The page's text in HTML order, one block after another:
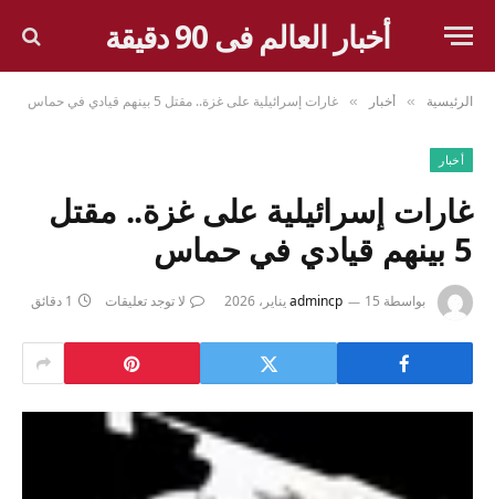
أخبار العالم فى 90 دقيقة
الرئيسية » أخبار » غارات إسرائيلية على غزة.. مقتل 5 بينهم قيادي في حماس
أخبار
غارات إسرائيلية على غزة.. مقتل
5 بينهم قيادي في حماس
بواسطة admincp 15 يناير، 2026 لا توجد تعليقات 1 دقائق